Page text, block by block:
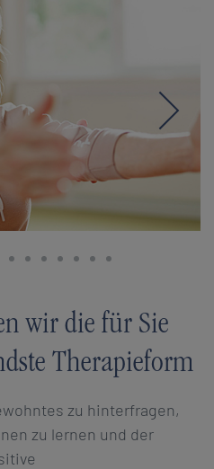
wir die für Sie
Therapieform
zu hinterfragen,
zu lernen und der